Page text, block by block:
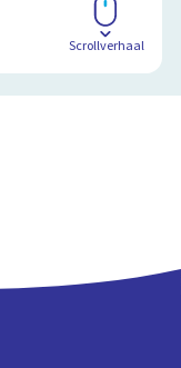
Scrollverhaal